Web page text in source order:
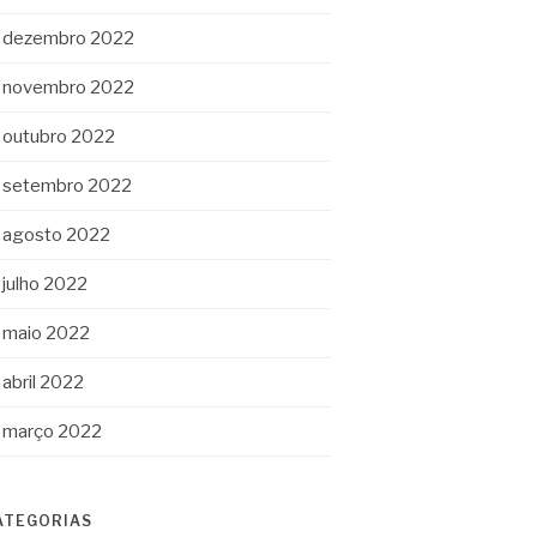
dezembro 2022
novembro 2022
outubro 2022
setembro 2022
agosto 2022
julho 2022
maio 2022
abril 2022
março 2022